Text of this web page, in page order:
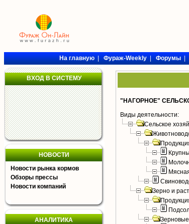
На главную|Фураж-Weekly|Форумы
ВХОД В СИСТЕМУ
НОВОСТИ
Новости рынка кормов
Обзоры прессы
Новости компаний
АНАЛИТИКА
"НАГОРНОЕ"
Виды деятельности:
Сельское
Зерно и
Зерновые